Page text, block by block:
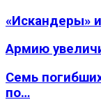
«Искандеры»
Армию
Семь
по…